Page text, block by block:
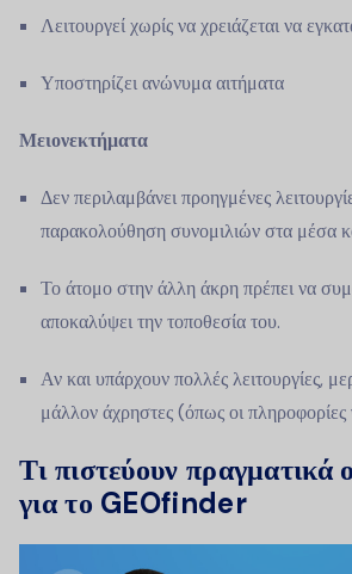
Λειτουργεί χωρίς να χρειάζεται να
Υποστηρίζει ανώνυμα αιτήματα
Μειονεκτήματα
Δεν περιλαμβάνει προηγμένες
παρακολούθηση συνομιλιών στα μέσα
Το άτομο στην άλλη άκρη πρέπει να
αποκαλύψει την τοποθεσία του.
Αν και υπάρχουν πολλές λειτουργίες,
μάλλον άχρηστες (όπως οι πληροφορίες
Τι πιστεύουν πραγματικά
για το GEOfinder